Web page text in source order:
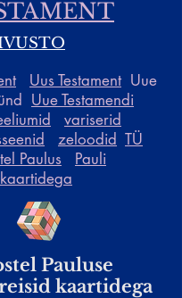
Uus TestamentUue
Uue Testamendi
variserid
zeloodid TÜ
Paulus
Pauli
Pauluse
kaartidega